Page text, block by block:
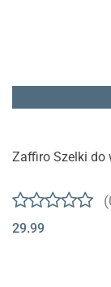
Zaffiro Szelki do
29.99